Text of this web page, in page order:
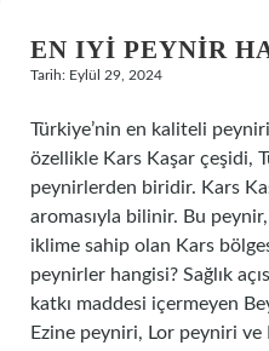
EN IYI PEYNIR
Tarih: Eylül 29, 2024
Türkiye’nin en kaliteli
özellikle Kars Kaşar çeşidi,
peynirlerden biridir. Kars
aromasıyla bilinir. Bu
iklime sahip olan Kars
peynirler hangisi? Sağlık
katkı maddesi içermeyen
Ezine peyniri, Lor peyniri